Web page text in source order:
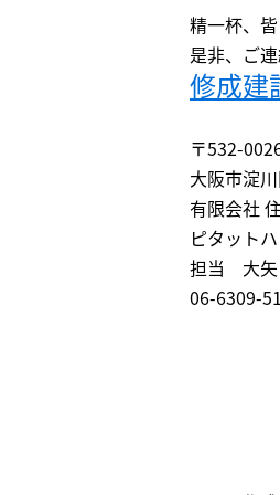
精一杯、
是非、ご連
修成建
〒532-
大阪市淀
有限会社
ピタット
担当 大矢
06-6309-